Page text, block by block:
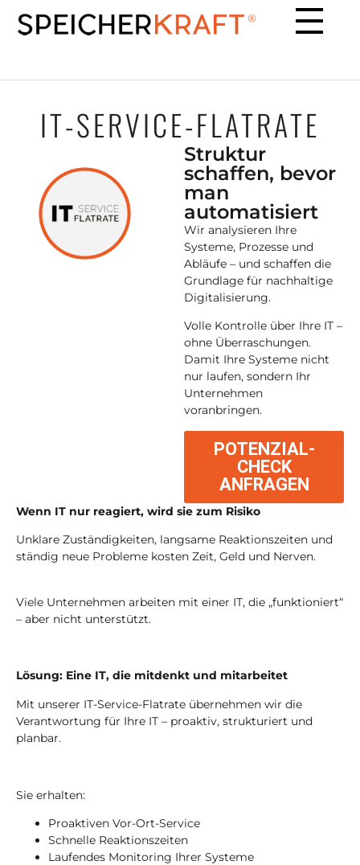
IT-SERVICE-FLATRATE
Struktur
schaffen, bevor
man
automatisiert
Wir analysieren Ihre
Systeme, Prozesse und
Abläufe – und schaffen die
Grundlage für nachhaltige
Digitalisierung.
Volle Kontrolle über Ihre IT –
ohne Überraschungen.
Damit Ihre Systeme nicht
nur laufen, sondern Ihr
Unternehmen
voranbringen.
POTENZIAL-
CHECK
ANFRAGEN
Wenn IT nur reagiert, wird sie zum Risiko
Unklare Zuständigkeiten, langsame Reaktionszeiten und
ständig neue Probleme kosten Zeit, Geld und Nerven.
Viele Unternehmen arbeiten mit einer IT, die „funktioniert“
– aber nicht unterstützt.
Lösung: Eine IT, die mitdenkt und mitarbeitet
Mit unserer IT-Service-Flatrate übernehmen wir die
Verantwortung für Ihre IT – proaktiv, strukturiert und
planbar.
Sie erhalten:
Proaktiven Vor-Ort-Service
Schnelle Reaktionszeiten
Laufendes Monitoring Ihrer Systeme